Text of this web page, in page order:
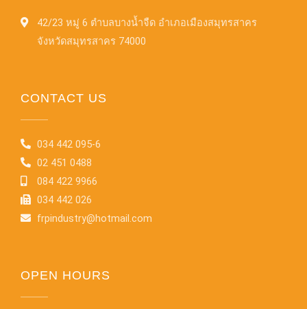
42/23 หมู่ 6 ตำบลบางน้ำจืด อำเภอเมืองสมุทรสาคร
จังหวัดสมุทรสาคร 74000
CONTACT US
034 442 095-6
02 451 0488
084 422 9966
034 442 026
frpindustry@hotmail.com
OPEN HOURS